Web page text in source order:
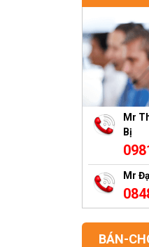
Mr
Bị
Mr
BÁN-